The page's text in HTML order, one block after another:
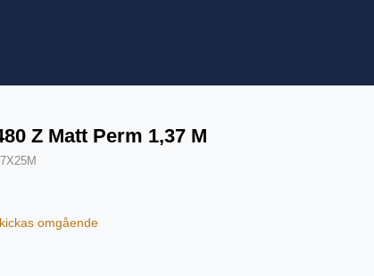
Z Matt Perm 1,37 M
omgående